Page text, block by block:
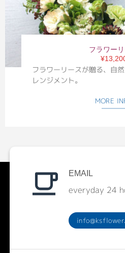
フラワー
フラワーリースが贈る、自
レンジメント。
MORE
EMAIL
everyday 24